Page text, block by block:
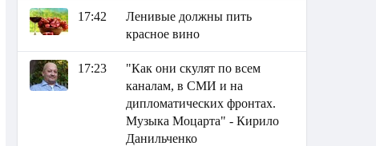
17:42
Ленивые должны пить
красное вино
17:23
"Как они скулят по всем
каналам, в СМИ и на
дипломатических фронтах.
Музыка Моцарта" - Кирило
Данильченко